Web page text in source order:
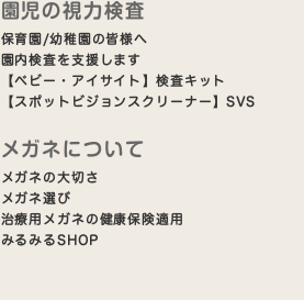
園児の視力検査
保育園/幼稚園の皆様へ
園内検査を支援します
【ベビー・アイサイト】検査キット
【スポットビジョンスクリーナー】SVS
メガネについて
メガネの大切さ
メガネ選び
治療用メガネの健康保険適用
みるみるSHOP